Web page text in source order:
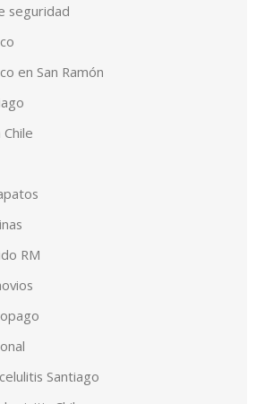
seguridad
en San Ramón
RM
Santiago